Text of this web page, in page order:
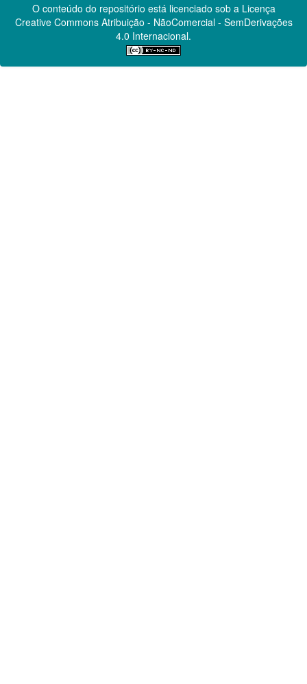
O conteúdo do repositório está licenciado sob a Licença
Creative CommonsAtribuição - NãoComercial - SemDerivações
4.0 Internacional.